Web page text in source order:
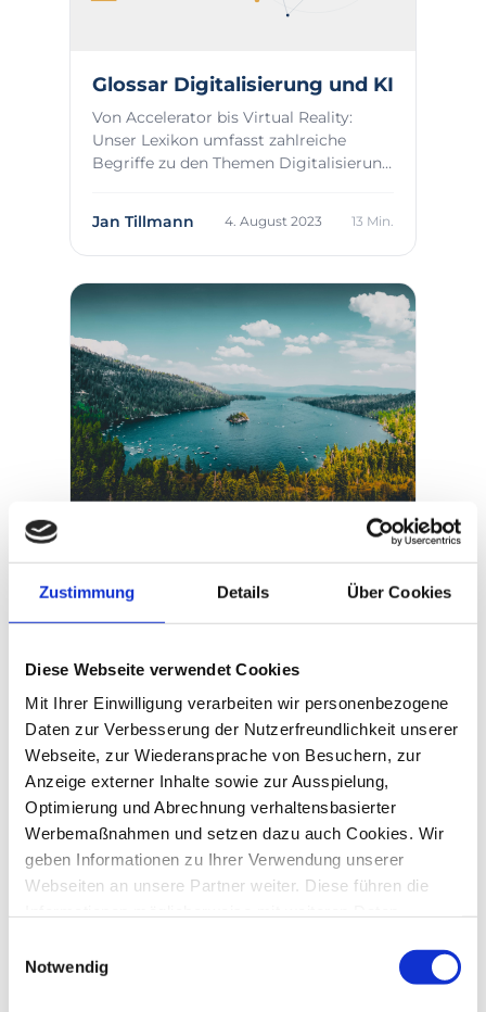
Zustimmung Details Über Cookies
Diese Webseite verwendet Cookies
Mit Ihrer Einwilligung verarbeiten wir personenbezogene
Daten zur Verbesserung der Nutzerfreundlichkeit unserer
Webseite, zur Wiederansprache von Besuchern, zur
Anzeige externer Inhalte sowie zur Ausspielung,
Optimierung und Abrechnung verhaltensbasierter
Werbemaßnahmen und setzen dazu auch Cookies. Wir
geben Informationen zu Ihrer Verwendung unserer
Webseiten an unsere Partner weiter. Diese führen die
von den Partnern im Rahmen der Nutzung anderer
Dienste gesammelt wurden. Ebenso können unsere
Notwendig
Glossar Digitalisierung und KI
Von Accelerator bis Virtual Reality:
Unser Lexikon umfasst zahlreiche
Begriffe zu den Themen Digitalisierung
Jan Tillmann
4. August 2023 13 Min.
5 Einsatzgebiete von KI in der
Produktion
Viele Unternehmen im Mittelstand
nutzen bereits KI-Lösungen für die
Qualitätskontrolle oder die...
Sven Ole Schubert
2. Juni 2023 5 Min.
KI im Marketing und Vertrieb:
Chancen für den Mittelstand
Arbeit weiter verändern. Unternehmen
sollte...